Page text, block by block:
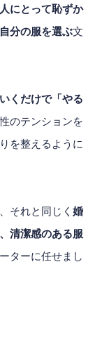
人にとって恥ずか
分の服を選ぶ文
くだけで「やる
のテンションを
を整えるように
それと同じく 婚
清潔感のある服
ターに任せまし